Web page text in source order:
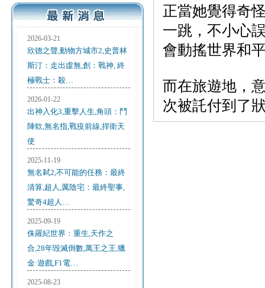
2026-03-21
欣德之聲,動物方城市2,史普林
斯汀：走出虛無,創：戰神, 終
極戰士：殺…
2026-01-22
出神入化3,重擊人生,角頭：鬥
陣欸,無名指,戰疫前線,捍衛天
使
2025-11-19
無名弒2,不可能的任務：最終
清算,超人,厲陰宅：最終聖事,
驚奇4超人…
2025-09-19
侏羅紀世界：重生,天作之
合,28年毀滅倒數,萬王之王,獵
金·遊戲,F1電…
2025-08-23
正當她覺得奇
一跳，不小心
會動搖世界和
而在旅遊地，
次被託付到了